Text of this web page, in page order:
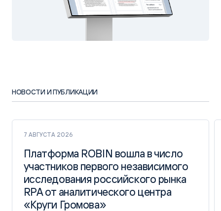
НОВОСТИ И ПУБЛИКАЦИИ
7 АВГУСТА 2026
Платформа ROBIN вошла в число
участников первого независимого
исследования российского рынка
RPA от аналитического центра
«Круги Громова»
Платформа ROBIN вошла в число
участников первого независимого
исследования российского рынка
RPA от аналитического центра
«Круги Громова»